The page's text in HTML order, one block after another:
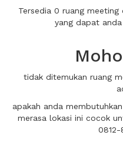
Tersedia 0 ruang
yang dapat anda
tidak ditemukan ruang
apakah anda
merasa lokasi ini cocok